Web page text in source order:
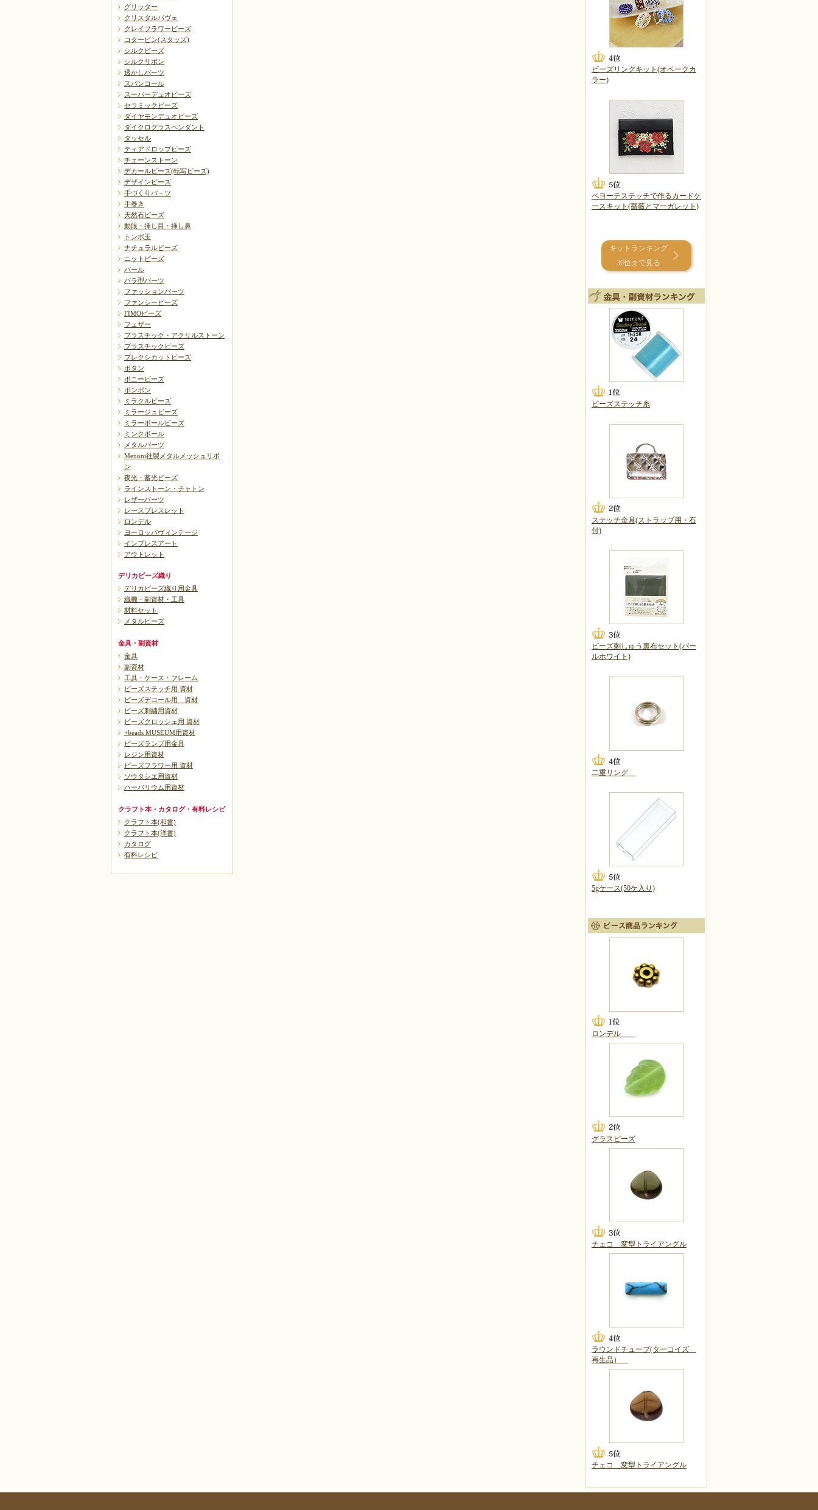
グリッター
クリスタルパヴェ
クレイフラワービーズ
コターピン(スタッズ)
シルクビーズ
シルクリボン
透かしパーツ
スパンコール
スーパーデュオビーズ
セラミックビーズ
ダイヤモンデュオビーズ
ダイクログラスペンダント
タッセル
ティアドロップビーズ
チェーンストーン
デカールビーズ(転写ビーズ)
デザインビーズ
手づくりパ－ツ
手巻き
天然石ビーズ
動眼・挿し目・挿し鼻
トンボ玉
ナチュラルビーズ
ニットビーズ
パール
バラ型パーツ
ファッションパーツ
ファンシービーズ
FIMOビーズ
フェザー
プラスチック・アクリルストーン
プラスチックビーズ
プレクシカットビーズ
ボタン
ポニービーズ
ポンポン
ミラクルビーズ
ミラージュビーズ
ミラーボールビーズ
ミンクボール
メタルパーツ
Menoni社製メタルメッシュリボ
ン
夜光・蓄光ビーズ
ラインストーン・チャトン
レザーパーツ
レースブレスレット
ロンデル
ヨーロッパヴィンテージ
インプレスアート
アウトレット
デリカビーズ織り
デリカビーズ織り用金具
織機・副資材・工具
材料セット
メタルビーズ
金具・副資材
金具
副資材
工具・ケース・フレーム
ビーズステッチ用 資材
ビーズデコール用 資材
ビーズ刺繍用資材
ビーズクロッシェ用 資材
+beads MUSEUM用資材
ビーズランプ用金具
レジン用資材
ビーズフラワー用 資材
ソウタシエ用資材
ハーバリウム用資材
クラフト本・カタログ・有料レシピ
クラフト本(和書)
クラフト本(洋書)
カタログ
有料レシピ
ビーズリングキット(オペークカ
ラー)
ペヨーテステッチで作るカードケ
ースキット(薔薇とマーガレット)
キットランキング
30位まで見る
ビーズステッチ糸
ステッチ金具(ストラップ用・石
付)
ビーズ刺しゅう裏布セット(パー
ルホワイト)
二重リング
5gケース(50ケ入り)
ロンデル
グラスビーズ
チェコ 変型トライアングル
ラウンドチューブ(ターコイズ
再生品）
チェコ 変型トライアングル